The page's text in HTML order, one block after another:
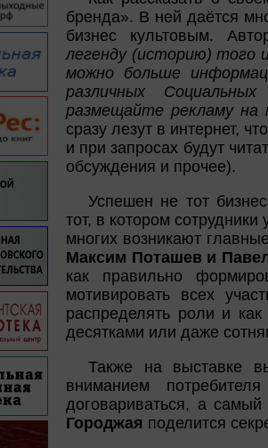
бренда». В ней даётся
бизнес культовым.
легенду (историю) того
можно больше
различных
размещайте рекламу на
сразу лезут в интернет,
и при запросах будут
обсуждения и прочее).
Успешен не тот
тот, в котором
многих возникают
Максим Поташев и
как правильно
мотивировать всех
распределять роли и
десятками или даже
Также на выставке
вниманием
договариваться, а
Городжая поделится